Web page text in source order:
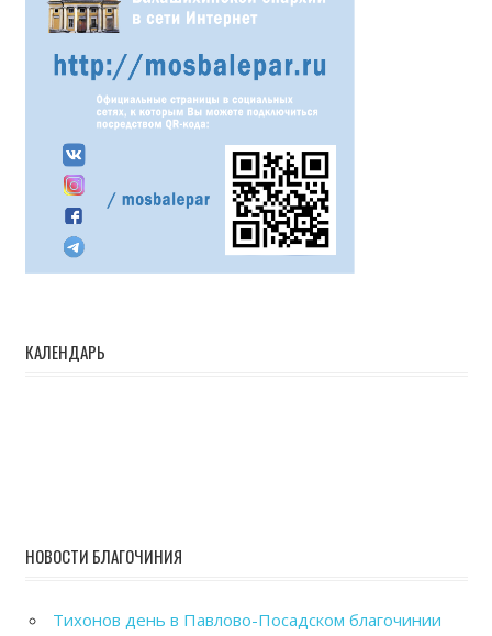
КАЛЕНДАРЬ
НОВОСТИ БЛАГОЧИНИЯ
Тихонов день в Павлово-Посадском благочинии